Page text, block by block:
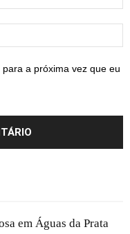
a próxima vez que eu
em Águas da Prata